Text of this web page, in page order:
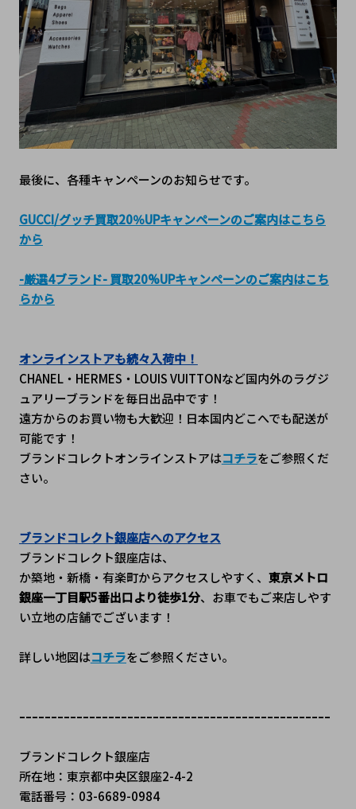
最後に、各種キャンペーンのお知らせです。
GUCCI/グッチ買取20％UPキャンペーンのご案内はこちら
から
-厳選4ブランド- 買取20%UPキャンペーンのご案内はこち
らから
オンラインストアも続々入荷中！
CHANEL・HERMES・LOUIS VUITTONなど国内外のラグジ
ュアリーブランドを毎日出品中です！
遠方からのお買い物も大歓迎！日本国内どこへでも配送が
可能です！
ブランドコレクトオンラインストアはコチラをご参照くだ
さい。
ブランドコレクト銀座店へのアクセス
ブランドコレクト銀座店は、
か築地・新橋・有楽町からアクセスしやすく、 東京メトロ
銀座一丁目駅5番出口より徒歩1分、﻿お車でもご来店しやす
い立地の店舗でございます！
詳しい地図はコチラをご参照ください。
ｰｰｰｰｰｰｰｰｰｰｰｰｰｰｰｰｰｰｰｰｰｰｰｰｰｰｰｰｰｰｰｰｰｰｰｰｰｰｰｰｰｰｰｰｰｰｰｰｰ
ブランドコレクト銀座店
所在地：東京都中央区銀座2-4-2
電話番号：03-6689-0984